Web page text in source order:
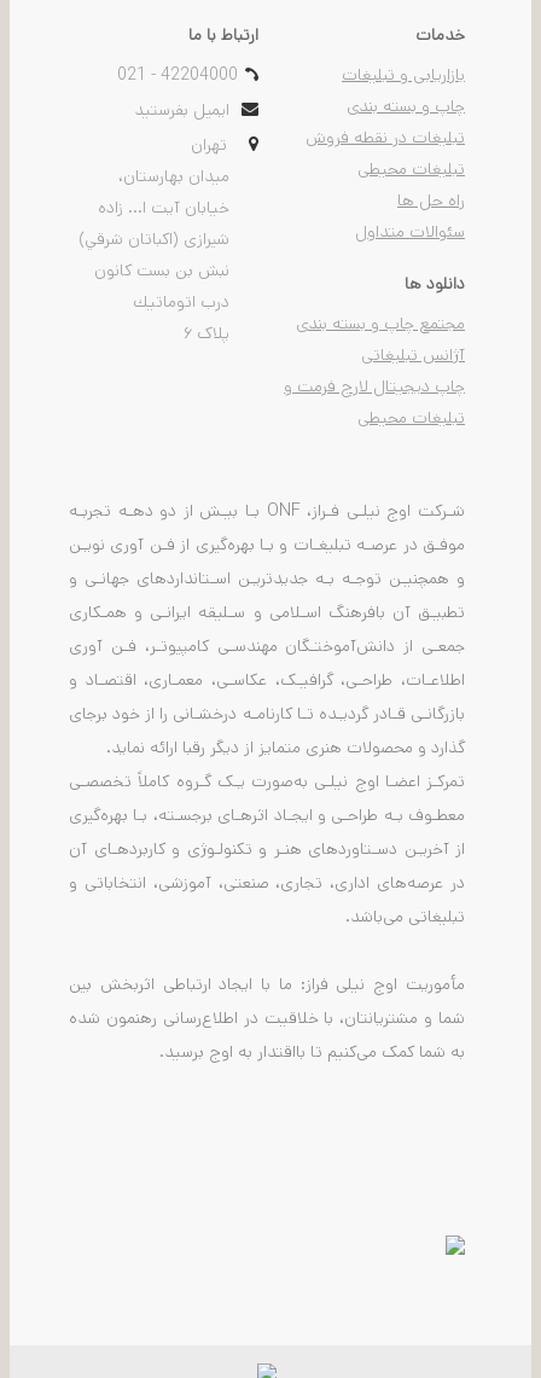
خدمات
بازاریابی و تبلیغات
چاپ و بسته بندی
تبلیغات در نقطه فروش
تبلیغات محیطی
راه حل ها
سئوالات متداول
ارتباط با ما
021 - 42204000
ایمیل بفرستید
تهران
ميدان بهارستان،
خيابان آیت ا... زاده
شیرازی (اكباتان شرقي)
نبش بن بست كانون
درب اتوماتيك
پلاک ۶
دانلود ها
مجتمع چاپ و بسته بندی
آژانس تبلیغاتی
چاپ دیجیتال لارج فرمت و
تبلیغات محیطی
شـرکت اوج نیلـی فـراز، ONF بـا بیـش از دو دهـه تجربـه
موفـق در عرصـه تبلیغـات و بـا بهره‌گیری از فـن آوری نویـن
و همچنیـن توجـه بـه جدیدتریـن اسـتانداردهای جهانـی و
تطبیـق آن بافرهنگ اسـلامی و سـلیقه ایرانـی و همـکاری
جمعـی از دانش‌آموختـگان مهندسـی کامپیوتـر، فـن آوری
اطلاعـات، طراحـی، گرافیـک، عکاسـی، معمـاری، اقتصـاد و
بازرگانـی قـادر گردیـده تـا کارنامـه درخشـانی را از خود برجای
گذارد و محصولات هنری متمایز از دیگر رقبا ارائه نماید.
تمرکـز اعضـا اوج نیلـی به‌صورت یـک گـروه کاملاً تخصصـی
معطـوف بـه طراحـی و ایجـاد اثرهـای برجسـته، بـا بهره‌گیری
از آخریـن دسـتاوردهای هنـر و تکنولـوژی و کاربردهـای آن
در عرصه‌های اداری، تجاری، صنعتی، آموزشی، انتخاباتی و
تبلیغاتی می‌باشد.
مأموریت اوج نیلی فراز: ما با ایجاد ارتباطی اثربخش بین
شما و مشتریانتان، با خلاقیت در اطلاع‌رسانی رهنمون شده
به شما کمک می‌کنیم تا بااقتدار به اوج برسید.